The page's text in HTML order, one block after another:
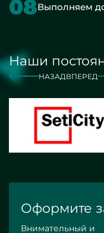
08Выполняем
Наши
НАЗАД ВПЕРЕД
Оформите
Внимательный и